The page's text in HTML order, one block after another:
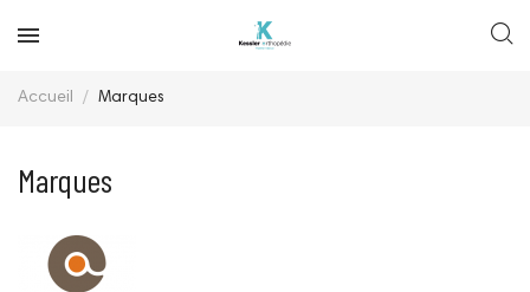
Accueil Marques
Marques